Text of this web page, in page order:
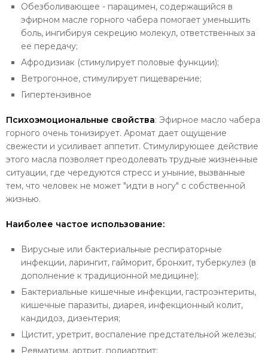
Обезболивающее - парацимен, содержащийся в
эфирном масле горного чабера помогает уменьшить
боль, ингибируя секрецию молекул, ответственных за
ее передачу;
Афродизиак (стимулирует половые функции);
Ветрогонное, стимулирует пищеварение;
Гипертензивное
Психоэмоциональные свойства: Эфирное масло чабера
горного очень тонизирует. Аромат дает ощущение
свежести и усиливает аппетит. Стимулирующее действие
этого масла позволяет преодолевать трудные жизненные
ситуации, где чередуются стресс и уныние, вызванные
тем, что человек не может "идти в ногу" с собственной
жизнью.
Наиболее частое использование:
Вирусные или бактериальные респираторные
инфекции, ларингит, гайморит, бронхит, туберкулез (в
дополнение к традиционной медицине);
Бактериальные кишечные инфекции, гастроэнтериты,
кишечные паразиты, диарея, инфекционный колит,
кандидоз, дизентерия;
Цистит, уретрит, воспаление предстательной железы;
Ревматизм, артрит, полиартрит;